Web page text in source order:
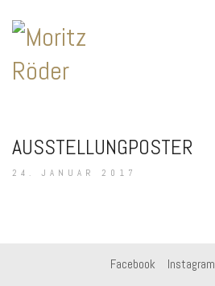
AUSSTELLUNGPOSTER
24. JANUAR 2017
Facebook Instagram